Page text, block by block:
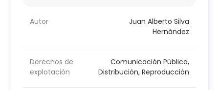
Autor
Juan Alberto Silva
Hernández
Derechos de
explotación
Comunicación Pública,
Distribución, Reproducción